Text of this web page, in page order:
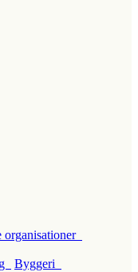
organisationer
Byggeri